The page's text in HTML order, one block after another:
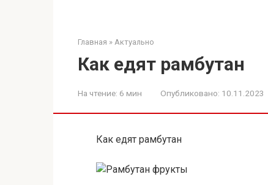
Главная » Актуально
Как едят рамбутан
На чтение: 6 мин Опубликовано: 10.11.2023
Как едят рамбутан